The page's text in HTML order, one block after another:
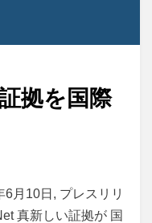
拠を国際
月10日, プレスリリ
真新しい証拠が 国